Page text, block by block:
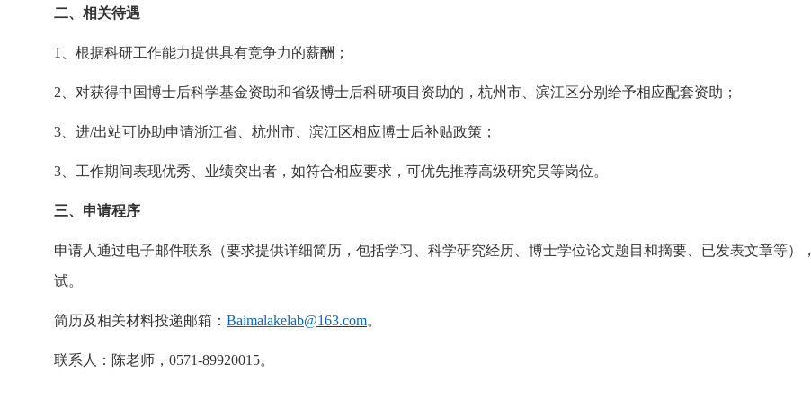
二、相关待遇
1、 根据科研工作能力提供具有竞争力的薪酬；
2、 对获得中国博士后科学基金资助和省级博士后科研项目资助的，杭州市、滨江区分别给予相应配套资助；
3、 进/出站可协助申请浙江省、杭州市、滨江区相应博士后补贴政策；
3、 工作期间表现优秀、业绩突出者，如符合相应要求，可优先推荐高级研究员等岗位。
三、申请程序
申请人通过电子邮件联系（要求提供详细简历，包括学习、科学研究经历、博士学位论文题目和摘要、已发表文章等
试。
简历及相关材料投递邮箱： Baimalakelab@163.com。
联系人：陈老师， 0571-89920015。